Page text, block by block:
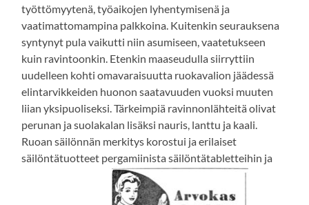
työttömyytenä, työaikojen lyhentymisenä ja
vaatimattomampina palkkoina. Kuitenkin seurauksena
syntynyt pula vaikutti niin asumiseen, vaatetukseen
kuin ravintoonkin. Etenkin maaseudulla siirryttiin
uudelleen kohti omavaraisuutta ruokavalion jäädessä
elintarvikkeiden huonon saatavuuden vuoksi muuten
liian yksipuoliseksi. Tärkeimpiä ravinnonlähteitä olivat
perunan ja suolakalan lisäksi nauris, lanttu ja kaali.
Ruoan säilönnän merkitys korostui ja erilaiset
säilöntätuotteet pergamiinista säilöntätabletteihin ja